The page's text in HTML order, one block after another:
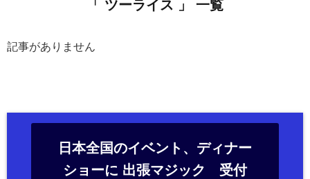
「 ツーライス 」 一覧
記事がありません
日本全国のイベント、ディナー
ショーに 出張マジック 受付